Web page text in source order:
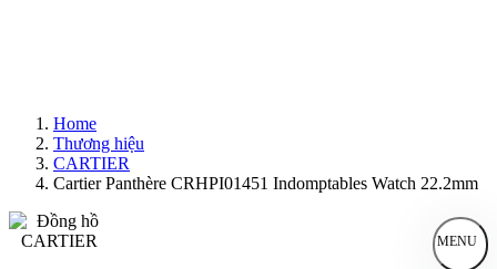
Home
Thương hiệu
CARTIER
Cartier Panthère CRHPI01451 Indomptables Watch 22.2mm
MENU